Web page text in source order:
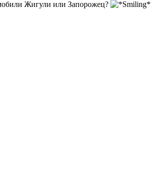
Жигули или Запорожец?